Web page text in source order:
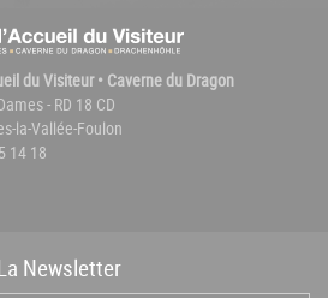
du Visiteur • Caverne du Dragon
- RD 18 CD
la-Vallée-Foulon
14 18
Newsletter